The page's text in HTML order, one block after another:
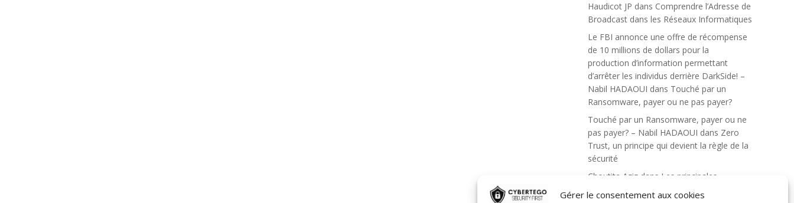
Gérer le consentement aux cookies
Haudicot JP dans Comprendre l’Adresse de
Broadcast dans les Réseaux Informatiques
Le FBI annonce une offre de récompense
de 10 millions de dollars pour la
production d’information permettant
d’arrêter les individus derrière DarkSide! –
Nabil HADAOUI dans Touché par un
Ransomware, payer ou ne pas payer?
Touché par un Ransomware, payer ou ne
pas payer? – Nabil HADAOUI dans Zero
Trust, un principe qui devient la règle de la
sécurité
Choutita Aziz dans Les principales
mesures administratives de sécurité de